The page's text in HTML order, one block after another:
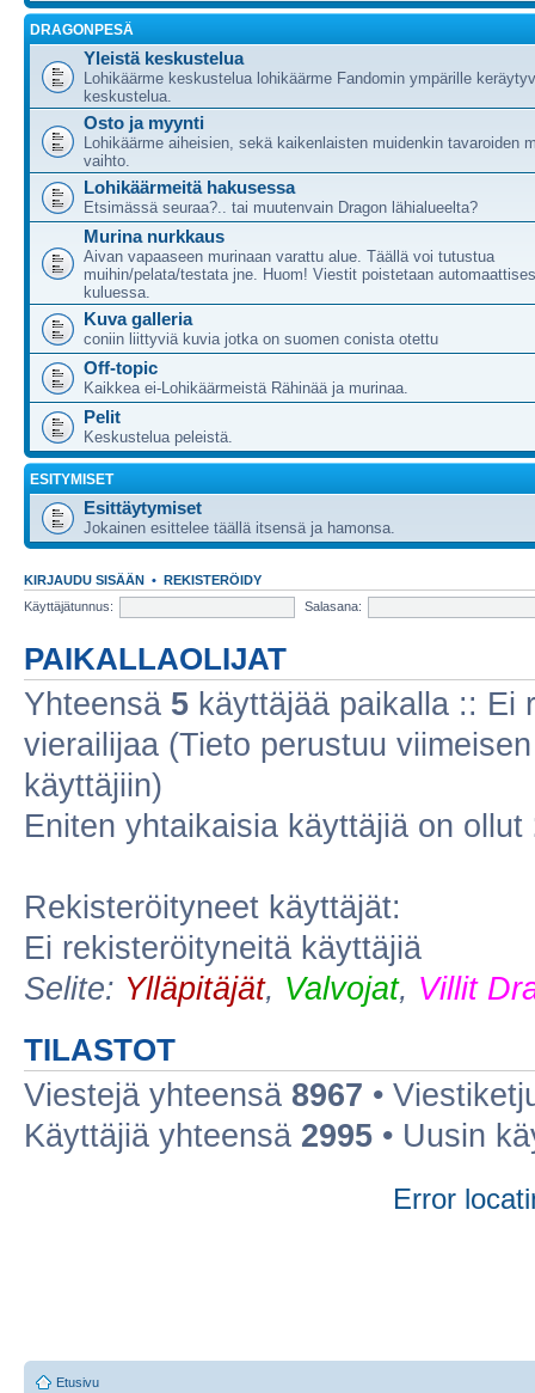
DRAGONPESÄ
Yleistä keskustelua
Lohikäärme keskustelua lohikäärme Fandomin ympärille
keskustelua.
Osto ja myynti
Lohikäärme aiheisien, sekä kaikenlaisten muidenkin tavaroiden
vaihto.
Lohikäärmeitä hakusessa
Etsimässä seuraa?.. tai muutenvain Dragon lähialueelta?
Murina nurkkaus
Aivan vapaaseen murinaan varattu alue. Täällä voi tutustua
muihin/pelata/testata jne. Huom! Viestit poistetaan
kuluessa.
Kuva galleria
coniin liittyviä kuvia jotka on suomen conista otettu
Off-topic
Kaikkea ei-Lohikäärmeistä Rähinää ja murinaa.
Pelit
Keskustelua peleistä.
ESITYMISET
Esittäytymiset
Jokainen esittelee täällä itsensä ja hamonsa.
KIRJAUDU SISÄÄN • REKISTERÖIDY
Käyttäjätunnus:
Salasana:
PAIKALLAOLIJAT
Yhteensä 5 käyttäjää paikalla :: Ei
vierailijaa (Tieto perustuu
käyttäjiin)
Eniten yhtaikaisia käyttäjiä on ollut
Rekisteröityneet käyttäjät:
Ei rekisteröityneitä käyttäjiä
Selite: Ylläpitäjät, Valvojat, Villit
TILASTOT
Viestejä yhteensä 8967 •
Käyttäjiä yhteensä 2995 • Uusin
Error
Etusivu